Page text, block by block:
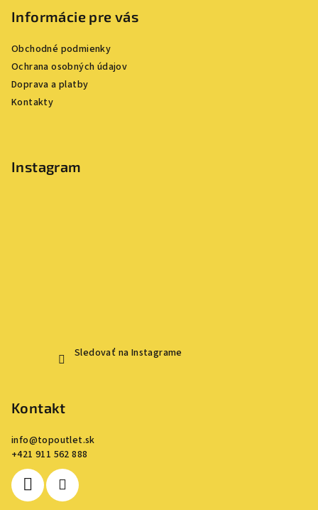
Informácie pre vás
Obchodné podmienky
Ochrana osobných údajov
Doprava a platby
Kontakty
Instagram
Sledovať na Instagrame
Kontakt
info@topoutlet.sk
+421 911 562 888